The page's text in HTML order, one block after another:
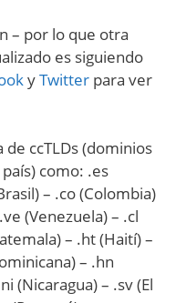
– por lo que otra
es siguiendo
yTwitter para ver
ccTLDs (dominios
como: .es
– .co (Colombia)
(Venezuela) – .cl
– .ht (Haití) –
– .hn
(Nicaragua) – .sv (El